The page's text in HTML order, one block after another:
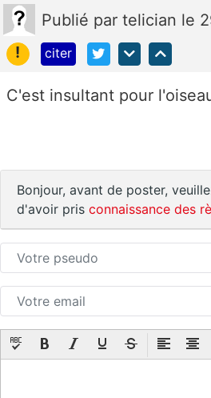
Publié par telician le
!
citer
C'est insultant pour
Bonjour, avant de poster,
d'avoir pris connaissance des